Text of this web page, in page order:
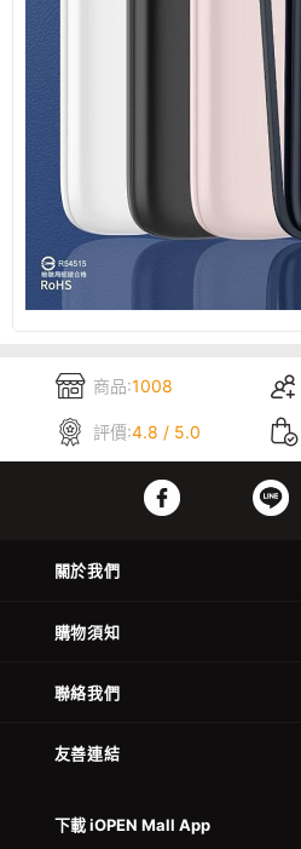
商品:1008
評價:4.8 / 5.0
關於我們
購物須知
聯絡我們
友善連結
下載 iOPEN Mall App